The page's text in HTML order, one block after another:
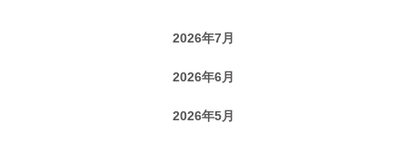
2026年7月
2026年6月
2026年5月